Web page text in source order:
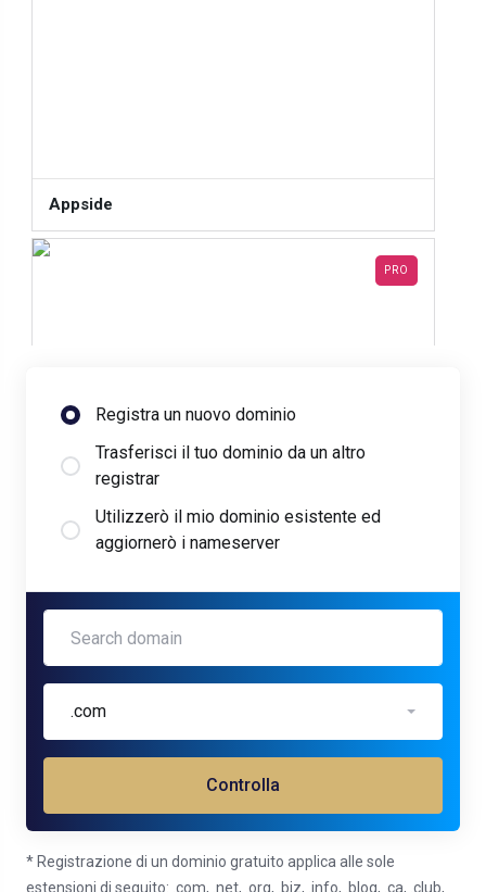
Appside
PRO
Summit
FREE
Registra un nuovo dominio
Trasferisci il tuo dominio da un altro
registrar
Utilizzerò il mio dominio esistente ed
aggiornerò i nameserver
.com
Controlla
* Registrazione di un dominio gratuito applica alle sole
estensioni di seguito: .com, .net, .org, .biz, .info, .blog, .ca, .club,